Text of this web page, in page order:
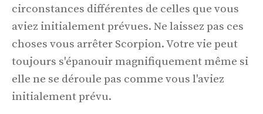
circonstances différentes de celles que vous
aviez initialement prévues. Ne laissez pas ces
choses vous arrêter Scorpion. Votre vie peut
toujours s'épanouir magnifiquement même si
elle ne se déroule pas comme vous l'aviez
initialement prévu.